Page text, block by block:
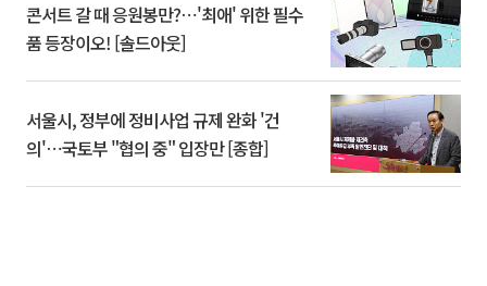
콘서트 갈 때 응원봉만?⋯'최애' 위한 필수
품 등장이오! [솔드아웃]
서울시, 정부에 정비사업 규제 완화 '건
의'⋯국토부 "협의 중" 입장만 [종합]